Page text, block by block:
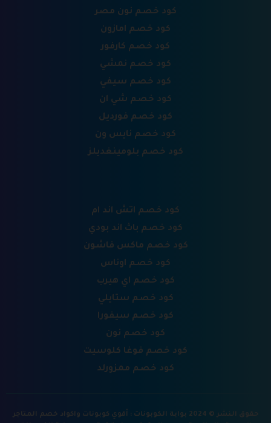
كود خصم نون مصر
كود خصم امازون
كود خصم كارفور
كود خصم نمشي
كود خصم سيفي
كود خصم شي ان
كود خصم فورديل
كود خصم نايس ون
كود خصم بلومينغديلز
كود خصم اتش اند ام
كود خصم باث اند بودي
كود خصم ماكس فاشون
كود خصم اوناس
كود خصم اي هيرب
كود خصم ستايلي
كود خصم سيفورا
كود خصم نون
كود خصم فوغا كلوسيت
كود خصم ممزورلد
حقوق النشر © 2024 بوابة الكوبونات : أقوي كوبونات واكواد خصم المتاجر